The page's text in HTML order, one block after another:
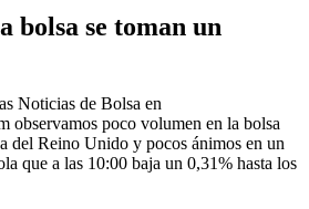
bolsa se toman un
Noticias de Bolsa en
observamos poco volumen en la bolsa
del Reino Unido y pocos ánimos en un
que a las 10:00 baja un 0,31% hasta los